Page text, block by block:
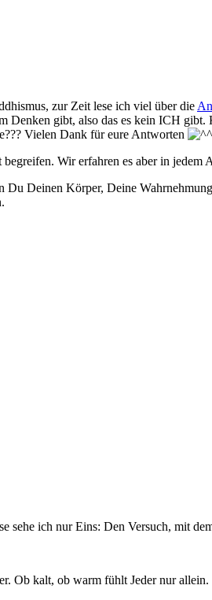
zur Zeit lese ich viel über die
Denken gibt, also das es kein ICH
Vielen Dank für eure Antworten
Wir erfahren es aber in jedem
Deinen Körper, Deine
sehe ich nur Eins: Den Versuch, mit
Ob kalt, ob warm fühlt Jeder nur allein.